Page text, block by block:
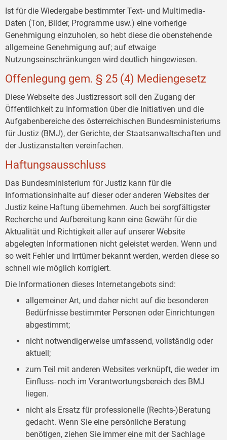
Ist für die Wiedergabe bestimmter Text- und Multimedia-
Daten (Ton, Bilder, Programme usw.) eine vorherige
Genehmigung einzuholen, so hebt diese die obenstehende
allgemeine Genehmigung auf; auf etwaige
Nutzungseinschränkungen wird deutlich hingewiesen.
Offenlegung gem. § 25 (4) Mediengesetz
Diese Webseite des Justizressort soll den Zugang der
Öffentlichkeit zu Information über die Initiativen und die
Aufgabenbereiche des österreichischen Bundesministeriums
für Justiz (BMJ), der Gerichte, der Staatsanwaltschaften und
der Justizanstalten vereinfachen.
Haftungsausschluss
Das Bundesministerium für Justiz kann für die
Informationsinhalte auf dieser oder anderen Websites der
Justiz keine Haftung übernehmen. Auch bei sorgfältigster
Recherche und Aufbereitung kann eine Gewähr für die
Aktualität und Richtigkeit aller auf unserer Website
abgelegten Informationen nicht geleistet werden. Wenn und
so weit Fehler und Irrtümer bekannt werden, werden diese so
schnell wie möglich korrigiert.
Die Informationen dieses Internetangebots sind:
allgemeiner Art, und daher nicht auf die besonderen
Bedürfnisse bestimmter Personen oder Einrichtungen
abgestimmt;
nicht notwendigerweise umfassend, vollständig oder
aktuell;
zum Teil mit anderen Websites verknüpft, die weder im
Einfluss- noch im Verantwortungsbereich des BMJ
liegen.
nicht als Ersatz für professionelle (Rechts-)Beratung
gedacht. Wenn Sie eine persönliche Beratung
benötigen, ziehen Sie immer eine mit der Sachlage